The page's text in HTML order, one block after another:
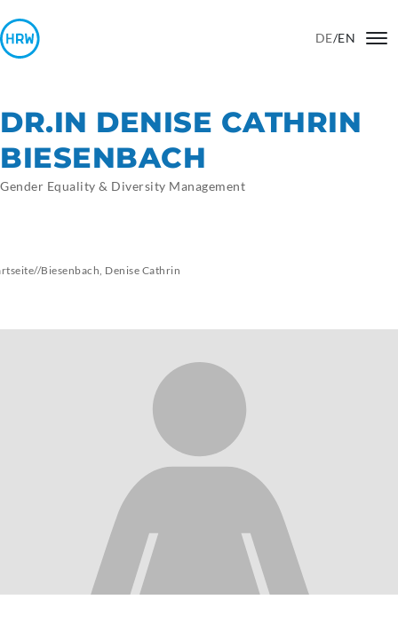
DE/EN
DR.IN DENISE CATHRIN
BIESENBACH
Gender Equality & Diversity Management
//Biesenbach, Denise Cathrin